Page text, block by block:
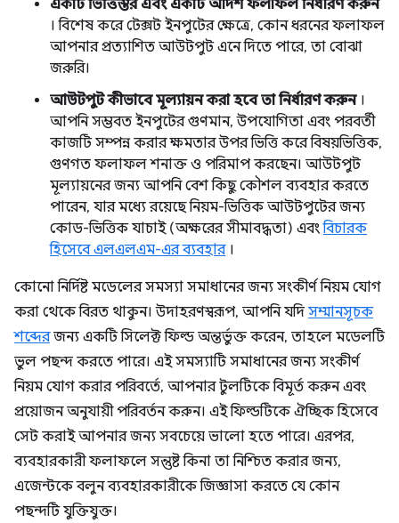
একটি ভিত্তিস্তর এবং একটি আদর্শ ফলাফল নির্ধারণ করুন
। বিশেষ করে টেক্সট ইনপুটের ক্ষেত্রে, কোন ধরনের ফলাফল
আপনার প্রত্যাশিত আউটপুট এনে দিতে পারে, তা বোঝা
জরুরি।
আউটপুট কীভাবে মূল্যায়ন করা হবে তা নির্ধারণ করুন।
আপনি সম্ভবত ইনপুটের গুণমান, উপযোগিতা এবং পরবর্তী
কাজটি সম্পন্ন করার ক্ষমতার উপর ভিত্তি করে বিষয়ভিত্তিক,
গুণগত ফলাফল শনাক্ত ও পরিমাপ করছেন। আউটপুট
মূল্যায়নের জন্য আপনি বেশ কিছু কৌশল ব্যবহার করতে
পারেন, যার মধ্যে রয়েছে নিয়ম-ভিত্তিক আউটপুটের জন্য
কোড-ভিত্তিক যাচাই (অক্ষরের সীমাবদ্ধতা) এবংবিচারক
হিসেবে এলএলএম-এর ব্যবহার।
কোনো নির্দিষ্ট মডেলের সমস্যা সমাধানের জন্য সংকীর্ণ নিয়ম যোগ
করা থেকে বিরত থাকুন। উদাহরণস্বরূপ, আপনি যদি সম্মানসূচক
শব্দেরজন্য একটি সিলেক্ট ফিল্ড অন্তর্ভুক্ত করেন, তাহলে মডেলটি
ভুল পছন্দ করতে পারে। এই সমস্যাটি সমাধানের জন্য সংকীর্ণ
নিয়ম যোগ করার পরিবর্তে, আপনার টুলটিকে বিমূর্ত করুন এবং
প্রয়োজন অনুযায়ী পরিবর্তন করুন। এই ফিল্ডটিকে ঐচ্ছিক হিসেবে
সেট করাই আপনার জন্য সবচেয়ে ভালো হতে পারে। এরপর,
ব্যবহারকারী ফলাফলে সন্তুষ্ট কিনা তা নিশ্চিত করার জন্য,
এজেন্টকে বলুন ব্যবহারকারীকে জিজ্ঞাসা করতে যে কোন
পছন্দটি যুক্তিযুক্ত।